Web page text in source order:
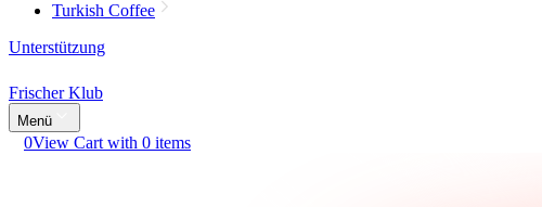
Turkish Coffee
Unterstützung
Frischer Klub
Menü
0View Cart with 0 items